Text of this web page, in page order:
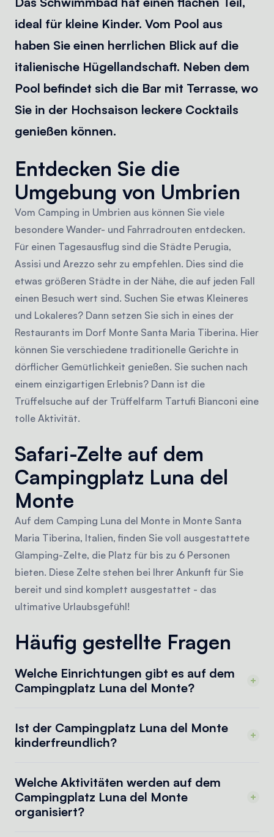
ideal für kleine Kinder. Vom Pool aus
haben Sie einen herrlichen Blick auf die
italienische Hügellandschaft. Neben dem
Pool befindet sich die Bar mit Terrasse, wo
Sie in der Hochsaison leckere Cocktails
genießen können.
Entdecken Sie die
Umgebung von Umbrien
Vom Camping in Umbrien aus können Sie viele
besondere Wander- und Fahrradrouten entdecken.
Für einen Tagesausflug sind die Städte Perugia,
Assisi und Arezzo sehr zu empfehlen. Dies sind die
etwas größeren Städte in der Nähe, die auf jeden Fall
einen Besuch wert sind. Suchen Sie etwas Kleineres
und Lokaleres? Dann setzen Sie sich in eines der
Restaurants im Dorf Monte Santa Maria Tiberina. Hier
können Sie verschiedene traditionelle Gerichte in
dörflicher Gemütlichkeit genießen. Sie suchen nach
einem einzigartigen Erlebnis? Dann ist die
Trüffelsuche auf der Trüffelfarm Tartufi Bianconi eine
tolle Aktivität.
Safari-Zelte auf dem
Campingplatz Luna del
Monte
Auf dem Camping Luna del Monte in Monte Santa
Maria Tiberina, Italien, finden Sie voll ausgestattete
Glamping-Zelte, die Platz für bis zu 6 Personen
bieten. Diese Zelte stehen bei Ihrer Ankunft für Sie
bereit und sind komplett ausgestattet - das
ultimative Urlaubsgefühl!
Häufig gestellte Fragen
Welche Einrichtungen gibt es auf dem
Campingplatz Luna del Monte?
Ist der Campingplatz Luna del Monte
kinderfreundlich?
Welche Aktivitäten werden auf dem
Campingplatz Luna del Monte
organisiert?